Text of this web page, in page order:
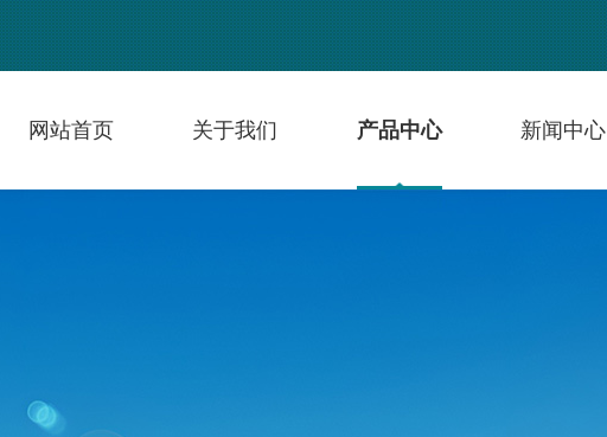
网站首页 关于我们 产品中心 新闻中心